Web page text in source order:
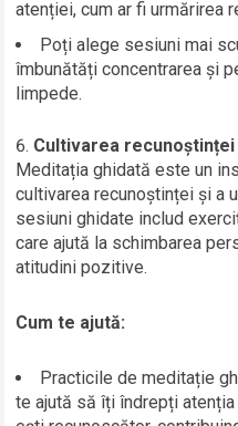
atenției, cum ar fi urmărirea
Poți alege sesiuni mai
îmbunătăți concentrarea și
limpede.
Cultivarea
Meditația ghidată este un
cultivarea recunoștinței și a
sesiuni ghidate includ
care ajută la schimbarea
atitudini pozitive.
Cum te ajută:
Practicile de meditație
te ajută să îți îndrepți